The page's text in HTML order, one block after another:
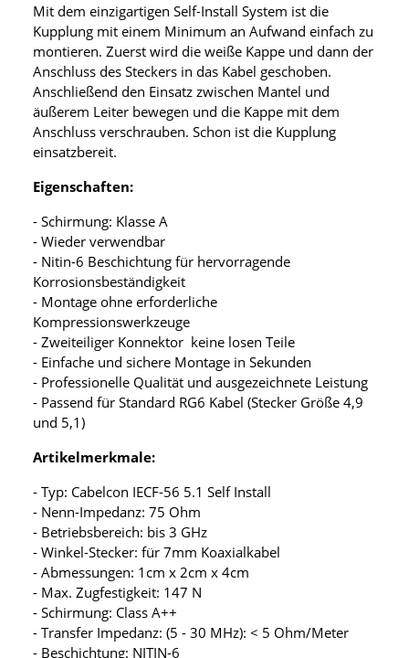
Mit dem einzigartigen Self-Install System ist die
Kupplung mit einem Minimum an Aufwand einfach zu
montieren. Zuerst wird die weiße Kappe und dann der
Anschluss des Steckers in das Kabel geschoben.
Anschließend den Einsatz zwischen Mantel und
äußerem Leiter bewegen und die Kappe mit dem
Anschluss verschrauben. Schon ist die Kupplung
einsatzbereit.
Eigenschaften:
- Schirmung: Klasse A
- Wieder verwendbar
- Nitin-6 Beschichtung für hervorragende
Korrosionsbeständigkeit
- Montage ohne erforderliche
Kompressionswerkzeuge
- Zweiteiliger Konnektor keine losen Teile
- Einfache und sichere Montage in Sekunden
- Professionelle Qualität und ausgezeichnete Leistung
- Passend für Standard RG6 Kabel (Stecker Größe 4,9
und 5,1)
Artikelmerkmale:
- Typ: Cabelcon IECF-56 5.1 Self Install
- Nenn-Impedanz: 75 Ohm
- Betriebsbereich: bis 3 GHz
- Winkel-Stecker: für 7mm Koaxialkabel
- Abmessungen: 1cm x 2cm x 4cm
- Max. Zugfestigkeit: 147 N
- Schirmung: Class A++
- Transfer Impedanz: (5 - 30 MHz): < 5 Ohm/Meter
- Beschichtung: NITIN-6